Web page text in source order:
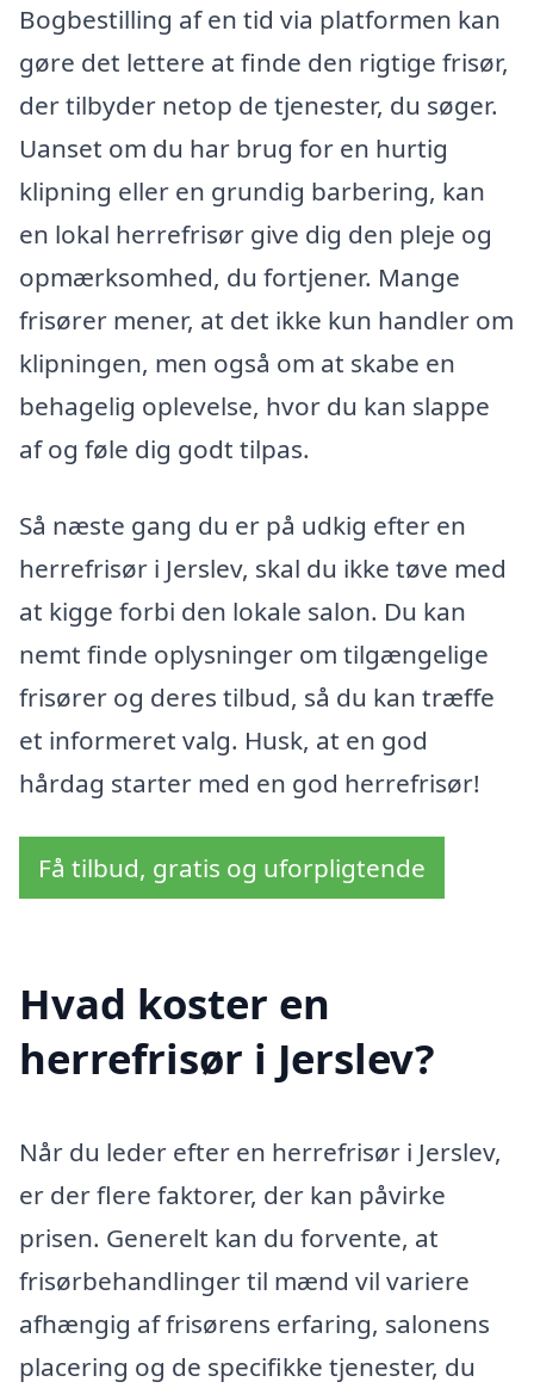
Bogbestilling af en tid via platformen kan
gøre det lettere at finde den rigtige frisør,
der tilbyder netop de tjenester, du søger.
Uanset om du har brug for en hurtig
klipning eller en grundig barbering, kan
en lokal herrefrisør give dig den pleje og
opmærksomhed, du fortjener. Mange
frisører mener, at det ikke kun handler om
klipningen, men også om at skabe en
behagelig oplevelse, hvor du kan slappe
af og føle dig godt tilpas.
Så næste gang du er på udkig efter en
herrefrisør i Jerslev, skal du ikke tøve med
at kigge forbi den lokale salon. Du kan
nemt finde oplysninger om tilgængelige
frisører og deres tilbud, så du kan træffe
et informeret valg. Husk, at en god
hårdag starter med en god herrefrisør!
Få tilbud, gratis og uforpligtende
Hvad koster en
herrefrisør i Jerslev?
Når du leder efter en herrefrisør i Jerslev,
er der flere faktorer, der kan påvirke
prisen. Generelt kan du forvente, at
frisørbehandlinger til mænd vil variere
afhængig af frisørens erfaring, salonens
placering og de specifikke tjenester, du